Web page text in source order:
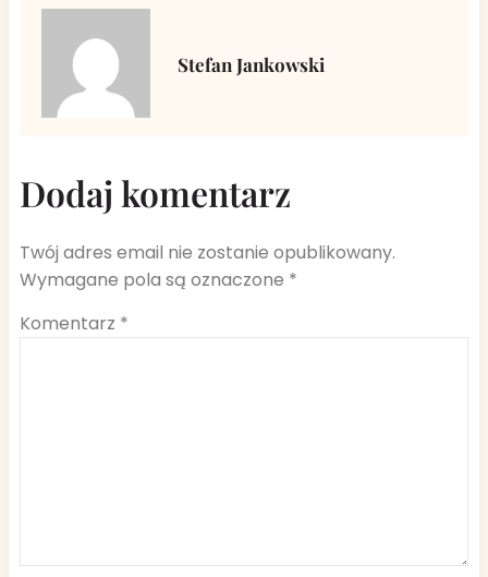
Stefan Jankowski
Dodaj komentarz
Twój adres email nie zostanie opublikowany.
Wymagane pola są oznaczone *
Komentarz *